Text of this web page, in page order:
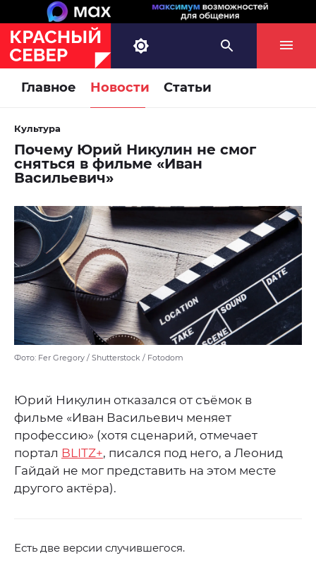
Главное Новости Статьи
Культура
Почему Юрий Никулин не смог
сняться в фильме «Иван
Васильевич»
Фото: Fer Gregory / Shutterstock / Fotodom
Юрий Никулин отказался от съёмок в
фильме «Иван Васильевич меняет
профессию» (хотя сценарий, отмечает
портал BLITZ+, писался под него, а Леонид
Гайдай не мог представить на этом месте
другого актёра).
Есть две версии случившегося.